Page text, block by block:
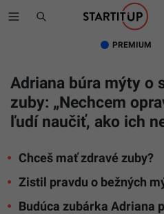
PREMIUM
Adriana búra mýty o
zuby: „Nechcem
ľudí naučiť, ako ich
Chceš mať zdravé zuby?
Zistil pravdu o bežných
Budúca zubárka Adriana